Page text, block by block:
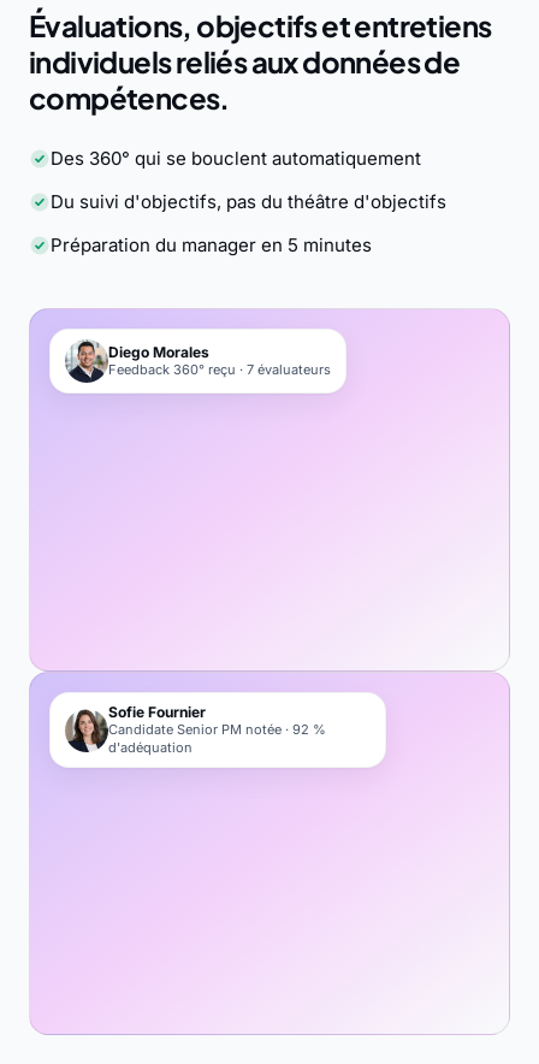
Évaluations, objectifs et entretiens
individuels reliés aux données de
compétences.
Des 360° qui se bouclent automatiquement
Du suivi d'objectifs, pas du théâtre d'objectifs
Préparation du manager en 5 minutes
Diego Morales
Feedback 360° reçu · 7 évaluateurs
Sofie Fournier
Candidate Senior PM notée · 92 %
d'adéquation